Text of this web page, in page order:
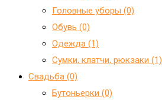
Головные уборы (0)
Обувь (0)
Одежда (1)
Сумки, клатчи, рюкзаки (1)
Свадьба (0)
Бутоньерки (0)